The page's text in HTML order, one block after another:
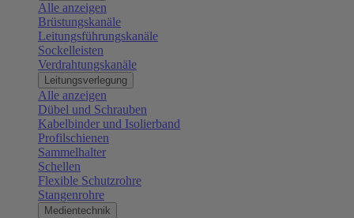
Alle anzeigen
Brüstungskanäle
Leitungsführungskanäle
Sockelleisten
Verdrahtungskanäle
Leitungsverlegung
Alle anzeigen
Dübel und Schrauben
Kabelbinder und Isolierband
Profilschienen
Sammelhalter
Schellen
Flexible Schutzrohre
Stangenrohre
Medientechnik